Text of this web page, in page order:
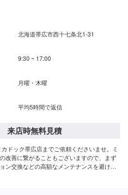
北海道帯広市西十七条北1-31
9:30 ~ 17:00
月曜・木曜
平均5時間で返信
来店時無料見積
ドック帯広店までご依頼くださいませ。ミ
改善に繋がることもございますので、まず
ン交換などの高額なメンテナンスを避ける